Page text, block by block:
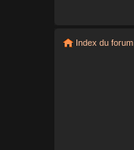
Index du forum